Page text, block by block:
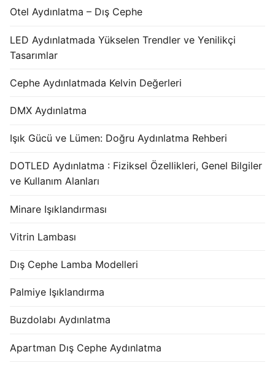
Otel Aydınlatma – Dış Cephe
LED Aydınlatmada Yükselen Trendler ve Yenilikçi
Tasarımlar
Cephe Aydınlatmada Kelvin Değerleri
DMX Aydınlatma
Işık Gücü ve Lümen: Doğru Aydınlatma Rehberi
DOTLED Aydınlatma : Fiziksel Özellikleri, Genel Bilgiler
ve Kullanım Alanları
Minare Işıklandırması
Vitrin Lambası
Dış Cephe Lamba Modelleri
Palmiye Işıklandırma
Buzdolabı Aydınlatma
Apartman Dış Cephe Aydınlatma